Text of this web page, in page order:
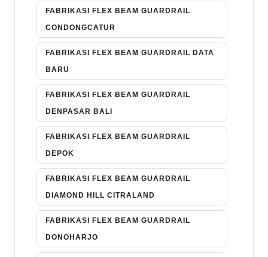
FABRIKASI FLEX BEAM GUARDRAIL
CONDONGCATUR
FABRIKASI FLEX BEAM GUARDRAIL DATA
BARU
FABRIKASI FLEX BEAM GUARDRAIL
DENPASAR BALI
FABRIKASI FLEX BEAM GUARDRAIL
DEPOK
FABRIKASI FLEX BEAM GUARDRAIL
DIAMOND HILL CITRALAND
FABRIKASI FLEX BEAM GUARDRAIL
DONOHARJO